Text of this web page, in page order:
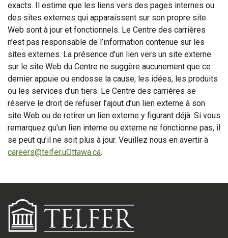
exacts. Il estime que les liens vers des pages internes ou
des sites externes qui apparaissent sur son propre site
Web sont à jour et fonctionnels. Le Centre des carrières
n’est pas responsable de l’information contenue sur les
sites externes. La présence d’un lien vers un site externe
sur le site Web du Centre ne suggère aucunement que ce
dernier appuie ou endosse la cause, les idées, les produits
ou les services d’un tiers. Le Centre des carrières se
réserve le droit de refuser l’ajout d’un lien externe à son
site Web ou de retirer un lien externe y figurant déjà. Si vous
remarquez qu’un lien interne ou externe ne fonctionne pas, il
se peut qu’il ne soit plus à jour. Veuillez nous en avertir à
careers@telfer.uOttawa.ca.